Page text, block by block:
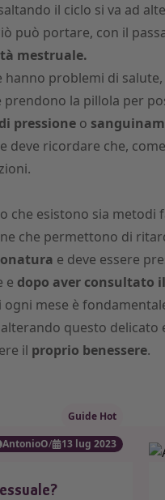
il ciclo si va ad
può portare, con il
mestruale.
hanno problemi di
la pillola per
pressioneo
deve ricordare che,
che esistono sia metodi
che permettono di
e deve essere
e dopo aver consultato
mese è
questo delicato
il proprio benessere.
Guide Hot
AntonioO/ 13 lug 2023